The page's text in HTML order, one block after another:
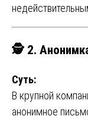
🕵️ 2.
Суть:
В крупной
анонимное